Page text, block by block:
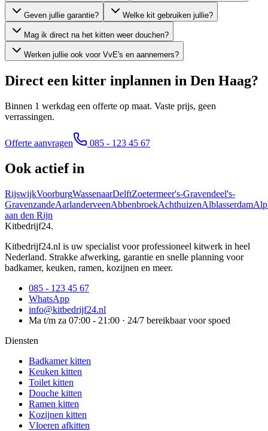
Geven jullie garantie? Welke kit gebruiken jullie?
Mag ik direct na het kitten weer douchen?
Werken jullie ook voor VvE's en aannemers?
Direct een kitter inplannen in Den Haag?
Binnen 1 werkdag een offerte op maat. Vaste prijs, geen
verrassingen.
Offerte aanvragen 085 - 123 45 67
Ook actief in
RijswijkVoorburgWassenaarDelftZoetermeer's-Gravendeel's-
GravenzandeAarlanderveenAbbenbroekAchthuizenAlblasserdam
aan den Rijn
Kitbedrijf24.
Kitbedrijf24.nl is uw specialist voor professioneel kitwerk in heel
Nederland. Strakke afwerking, garantie en snelle planning voor
badkamer, keuken, ramen, kozijnen en meer.
085 - 123 45 67
WhatsApp
info@kitbedrijf24.nl
Ma t/m za 07:00 - 21:00 · 24/7 bereikbaar voor spoed
Diensten
Badkamer kitten
Keuken kitten
Toilet kitten
Douche kitten
Ramen kitten
Kozijnen kitten
Vloeren afkitten